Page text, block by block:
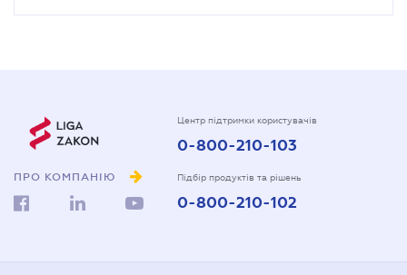
ПРО КОМПАНІЮ
Центр підтримки користувачів
0-800-210-103
Підбір продуктів та рішень
0-800-210-102